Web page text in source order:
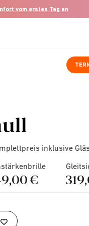
vom ersten Tag an
inklusive
€